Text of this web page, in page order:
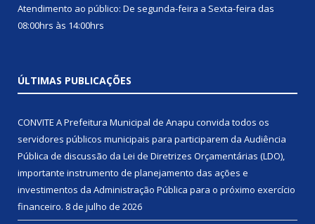
Atendimento ao público: De segunda-feira a Sexta-feira das
08:00hrs às 14:00hrs
ÚLTIMAS PUBLICAÇÕES
CONVITE A Prefeitura Municipal de Anapu convida todos os
servidores públicos municipais para participarem da Audiência
Pública de discussão da Lei de Diretrizes Orçamentárias (LDO),
importante instrumento de planejamento das ações e
investimentos da Administração Pública para o próximo exercício
financeiro. 8 de julho de 2026